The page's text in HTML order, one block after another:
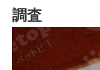
調査